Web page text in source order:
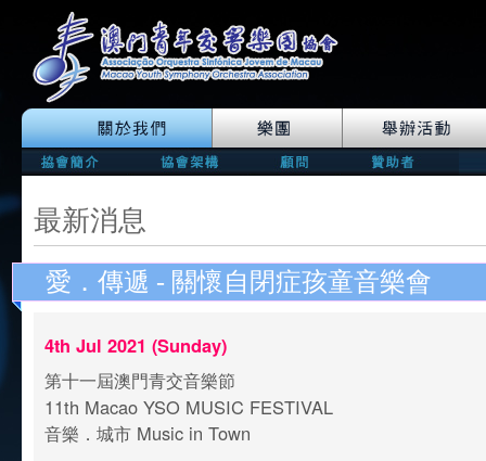
最新消息
愛．傳遞 - 關懷自閉症孩童音樂會
4th Jul 2021 (Sunday)
第十一屆澳門青交音樂節
11th Macao YSO MUSIC FESTIVAL
音樂．城市 Music in Town